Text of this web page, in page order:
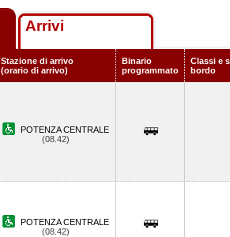
Arrivi
Stazione di arrivo
(orario di arrivo)
Binario
programmato
Classi e
bordo
POTENZA CENTRALE
(08.42)
POTENZA CENTRALE
(08.42)